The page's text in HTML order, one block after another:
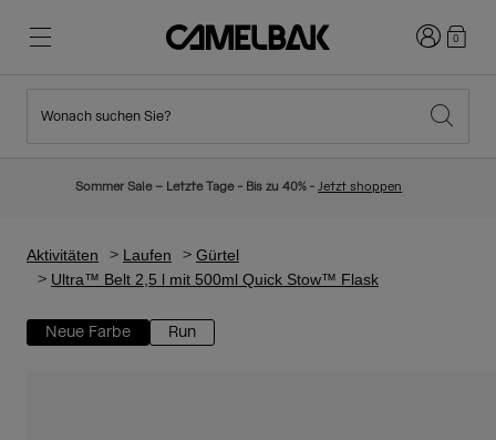
Neuigkeiten
Trinkrucksäcke
Wandern
Weg mit Wegwerfartikel
Anmelden
0
Wonach suchen Sie?
Sommer Sale – Letzte Tage - Bis zu 40% -Jetzt shoppen
Aktivitäten Laufen
Gürtel
Ultra™ Belt 2,5 l mit 500ml Quick Stow™ Flask
Neue Farbe Run